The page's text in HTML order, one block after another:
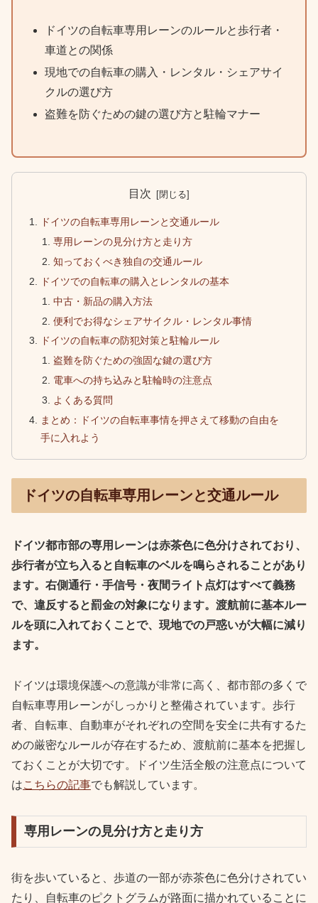
ドイツの自転車専用レーンのルールと歩行者・
車道との関係
現地での自転車の購入・レンタル・シェアサイ
クルの選び方
盗難を防ぐための鍵の選び方と駐輪マナー
目次
ドイツの自転車専用レーンと交通ルール
専用レーンの見分け方と走り方
知っておくべき独自の交通ルール
ドイツでの自転車の購入とレンタルの基本
中古・新品の購入方法
便利でお得なシェアサイクル・レンタル事情
ドイツの自転車の防犯対策と駐輪ルール
盗難を防ぐための強固な鍵の選び方
電車への持ち込みと駐輪時の注意点
よくある質問
まとめ：ドイツの自転車事情を押さえて移動の自由を
手に入れよう
ドイツの自転車専用レーンと交通ルール
ドイツ都市部の専用レーンは赤茶色に色分けされており、
歩行者が立ち入ると自転車のベルを鳴らされることがあり
ます。右側通行・手信号・夜間ライト点灯はすべて義務
で、違反すると罰金の対象になります。渡航前に基本ルー
ルを頭に入れておくことで、現地での戸惑いが大幅に減り
ます。
ドイツは環境保護への意識が非常に高く、都市部の多くで
自転車専用レーンがしっかりと整備されています。歩行
者、自転車、自動車がそれぞれの空間を安全に共有するた
めの厳密なルールが存在するため、渡航前に基本を把握し
ておくことが大切です。ドイツ生活全般の注意点について
はこちらの記事でも解説しています。
専用レーンの見分け方と走り方
街を歩いていると、歩道の一部が赤茶色に色分けされてい
たり、自転車のピクトグラムが路面に描かれていることに